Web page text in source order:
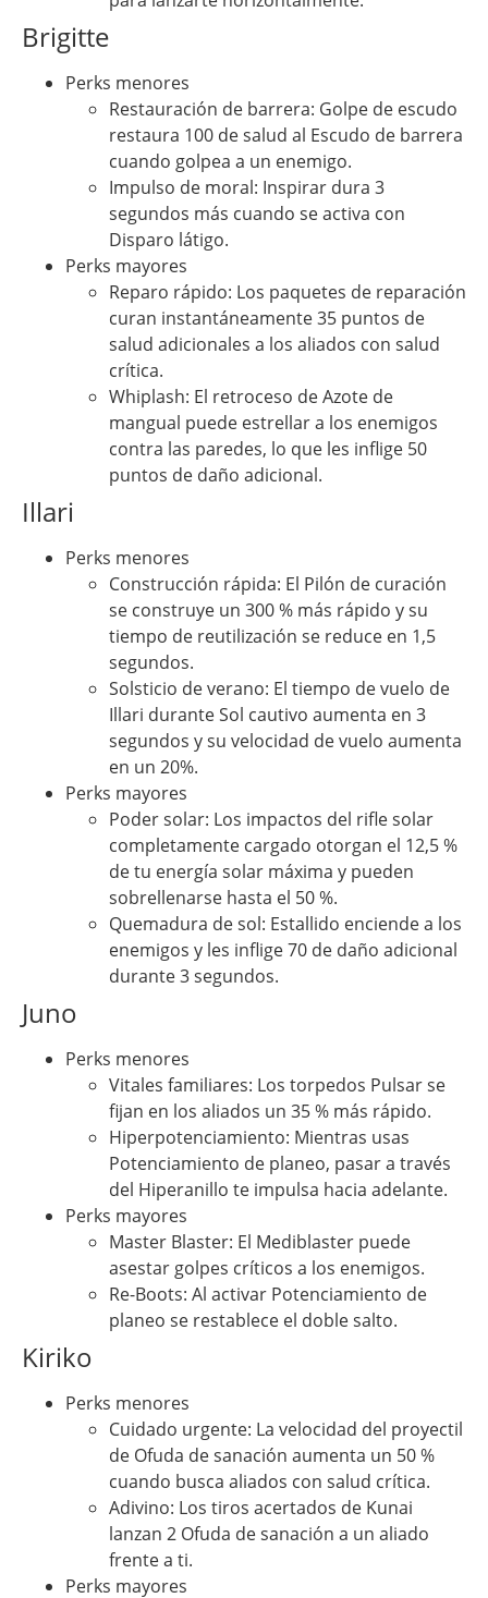
Brigitte
Perks menores
Restauración de barrera: Golpe de escudo
restaura 100 de salud al Escudo de barrera
cuando golpea a un enemigo.
Impulso de moral: Inspirar dura 3
segundos más cuando se activa con
Disparo látigo.
Perks mayores
Reparo rápido: Los paquetes de reparación
curan instantáneamente 35 puntos de
salud adicionales a los aliados con salud
crítica.
Whiplash: El retroceso de Azote de
mangual puede estrellar a los enemigos
contra las paredes, lo que les inflige 50
puntos de daño adicional.
Illari
Perks menores
Construcción rápida: El Pilón de curación
se construye un 300 % más rápido y su
tiempo de reutilización se reduce en 1,5
segundos.
Solsticio de verano: El tiempo de vuelo de
Illari durante Sol cautivo aumenta en 3
segundos y su velocidad de vuelo aumenta
en un 20%.
Perks mayores
Poder solar: Los impactos del rifle solar
completamente cargado otorgan el 12,5 %
de tu energía solar máxima y pueden
sobrellenarse hasta el 50 %.
Quemadura de sol: Estallido enciende a los
enemigos y les inflige 70 de daño adicional
durante 3 segundos.
Juno
Perks menores
Vitales familiares: Los torpedos Pulsar se
fijan en los aliados un 35 % más rápido.
Hiperpotenciamiento: Mientras usas
Potenciamiento de planeo, pasar a través
del Hiperanillo te impulsa hacia adelante.
Perks mayores
Master Blaster: El Mediblaster puede
asestar golpes críticos a los enemigos.
Re-Boots: Al activar Potenciamiento de
planeo se restablece el doble salto.
Kiriko
Perks menores
Cuidado urgente: La velocidad del proyectil
de Ofuda de sanación aumenta un 50 %
cuando busca aliados con salud crítica.
Adivino: Los tiros acertados de Kunai
lanzan 2 Ofuda de sanación a un aliado
frente a ti.
Perks mayores